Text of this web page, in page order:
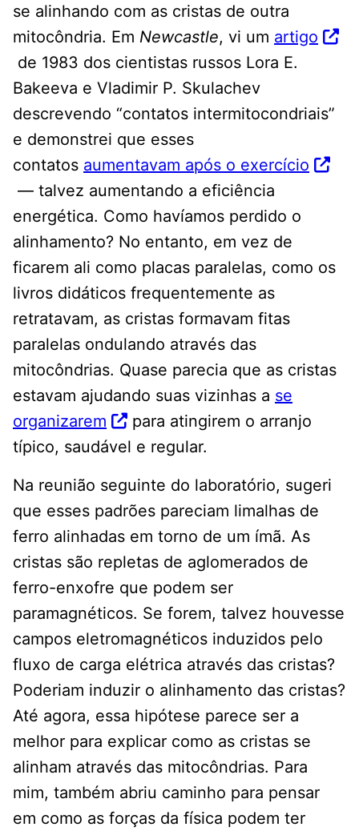
se alinhando com as cristas de outra
mitocôndria. Em Newcastle, vi um artigo
de 1983 dos cientistas russos Lora E.
Bakeeva e Vladimir P. Skulachev
descrevendo “contatos intermitocondriais”
e demonstrei que esses
contatos aumentavam após o exercício
— talvez aumentando a eficiência
energética. Como havíamos perdido o
alinhamento? No entanto, em vez de
ficarem ali como placas paralelas, como os
livros didáticos frequentemente as
retratavam, as cristas formavam fitas
paralelas ondulando através das
mitocôndrias. Quase parecia que as cristas
estavam ajudando suas vizinhas a se
organizarem
para atingirem o arranjo
típico, saudável e regular.
Na reunião seguinte do laboratório, sugeri
que esses padrões pareciam limalhas de
ferro alinhadas em torno de um ímã. As
cristas são repletas de aglomerados de
ferro-enxofre que podem ser
paramagnéticos. Se forem, talvez houvesse
campos eletromagnéticos induzidos pelo
fluxo de carga elétrica através das cristas?
Poderiam induzir o alinhamento das cristas?
Até agora, essa hipótese parece ser a
melhor para explicar como as cristas se
alinham através das mitocôndrias. Para
mim, também abriu caminho para pensar
em como as forças da física podem ter